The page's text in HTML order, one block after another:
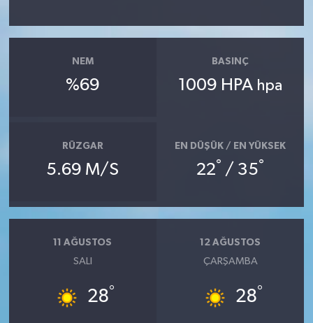
NEM
%69
BASINÇ
1009 HPA hpa
RÜZGAR
5.69 M/S
EN DÜŞÜK / EN YÜKSEK
22° / 35°
11 AĞUSTOS
SALI
28°
12 AĞUSTOS
ÇARŞAMBA
28°